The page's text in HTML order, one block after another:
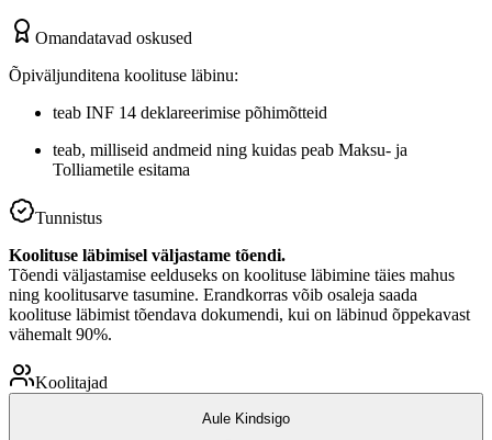
Omandatavad oskused
Õpiväljunditena koolituse läbinu:
teab INF 14 deklareerimise põhimõtteid
teab, milliseid andmeid ning kuidas peab Maksu- ja
Tolliametile esitama
Tunnistus
Koolituse läbimisel väljastame tõendi.
Tõendi väljastamise eelduseks on koolituse läbimine täies mahus
ning koolitusarve tasumine. Erandkorras võib osaleja saada
koolituse läbimist tõendava dokumendi, kui on läbinud õppekavast
vähemalt 90%.
Koolitajad
Aule Kindsigo